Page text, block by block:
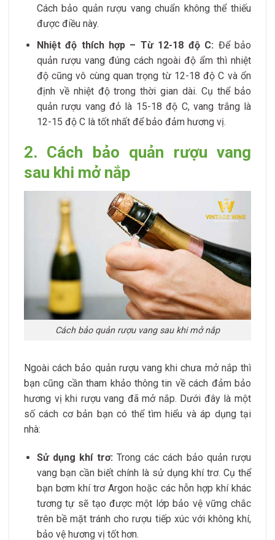
Cách bảo quản rượu vang chuẩn không thể thiếu
được điều này.
Nhiệt độ thích hợp – Từ 12-18 độ C: Để bảo
quản rượu vang đúng cách ngoài độ ẩm thì nhiệt
độ cũng vô cùng quan trọng từ 12-18 độ C và ổn
định về nhiệt độ trong thời gian dài. Cụ thể bảo
quản rượu vang đỏ là 15-18 độ C, vang trắng là
12-15 độ C là tốt nhất để bảo đảm hương vị.
2. Cách bảo quản rượu vang
sau khi mở nắp
Cách bảo quản rượu vang sau khi mở nắp
Ngoài cách bảo quản rượu vang khi chưa mở nắp thì
bạn cũng cần tham khảo thông tin về cách đảm bảo
hương vị khi rượu vang đã mở nắp. Dưới đây là một
số cách cơ bản bạn có thể tìm hiểu và áp dụng tại
nhà:
Sử dụng khí trơ: Trong các cách bảo quản rượu
vang bạn cần biết chính là sử dụng khí trơ. Cụ thể
bạn bơm khí trơ Argon hoặc các hỗn hợp khí khác
tương tự sẽ tạo được một lớp bảo vệ vững chắc
trên bề mặt tránh cho rượu tiếp xúc với không khí,
bảo vệ hương vị tốt hơn.